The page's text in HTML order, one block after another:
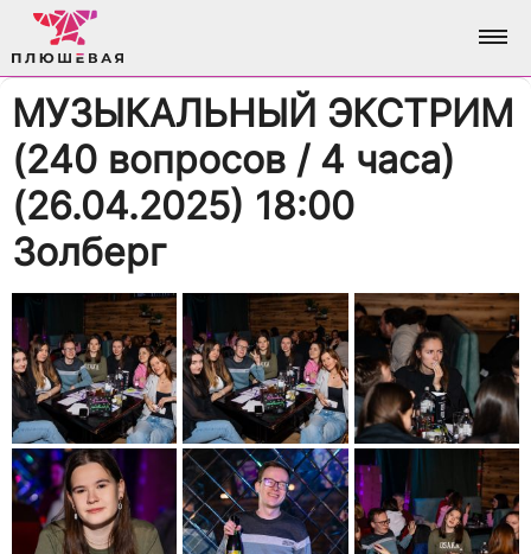
ФОТО
АЛЬБОМЫ
ВСЕ ФОТО
О НАС
АНАЛИТИКА
ДОСТИЖЕНИЯ
БРЕНДИНГ
ВХОД / РЕГИСТРАЦИЯ
МУЗЫКАЛЬНЫЙ ЭКСТРИМ
(240 вопросов / 4 часа)
(26.04.2025) 18:00
Золберг